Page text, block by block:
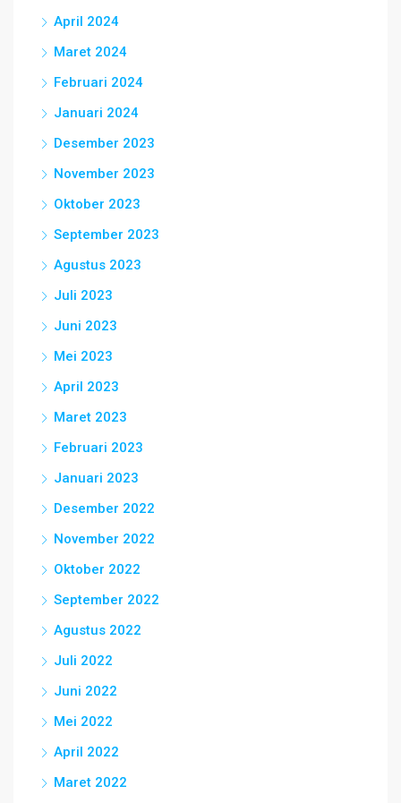
April 2024
Maret 2024
Februari 2024
Januari 2024
Desember 2023
November 2023
Oktober 2023
September 2023
Agustus 2023
Juli 2023
Juni 2023
Mei 2023
April 2023
Maret 2023
Februari 2023
Januari 2023
Desember 2022
November 2022
Oktober 2022
September 2022
Agustus 2022
Juli 2022
Juni 2022
Mei 2022
April 2022
Maret 2022